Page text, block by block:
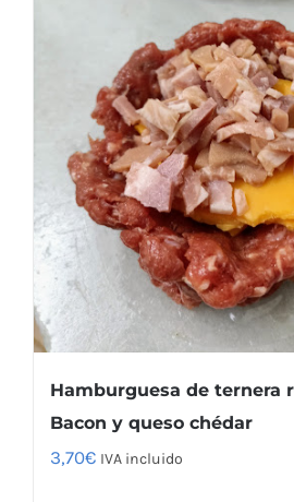
Hamburguesa de ternera
Bacon y queso chédar
3,70€ IVA incluido